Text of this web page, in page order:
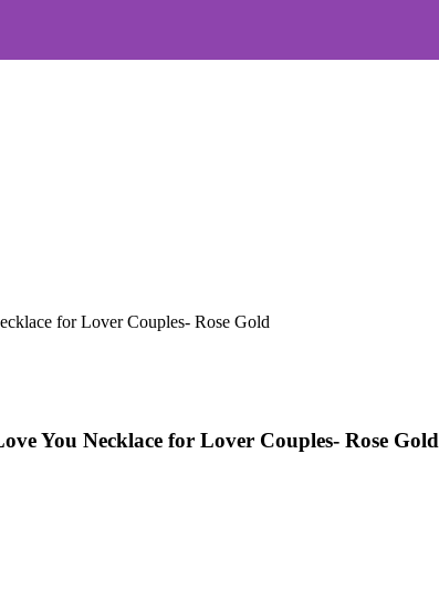
for Lover Couples- Rose Gold
You Necklace for Lover Couples- Rose Gold